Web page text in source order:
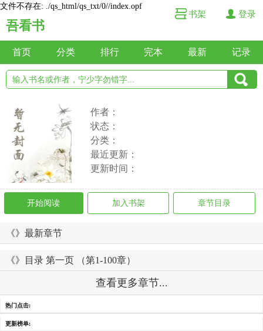
文件不存在: ./qs_html/qs_txt/0//index.opf
吾看书
书架 登录
首页 分类 排行 完本 最新 记录
作者：
状态：
分类：
最近更新：
更新时间：
开始阅读 加入书架 章节目录
《》最新章节
《》目录 第一页 （第1-100章）
查看更多章节...
热门点击:
更新榜单: